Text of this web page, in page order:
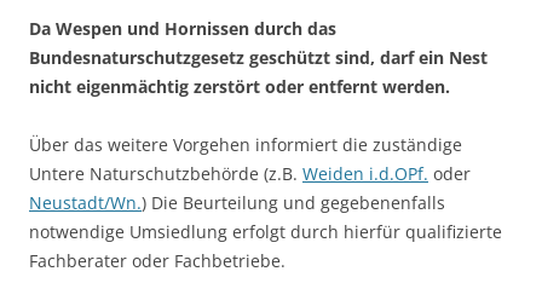
Da Wespen und Hornissen durch das
Bundesnaturschutzgesetz geschützt sind, darf ein Nest
nicht eigenmächtig zerstört oder entfernt werden.
Über das weitere Vorgehen informiert die zuständige
Untere Naturschutzbehörde (z.B. Weiden i.d.OPf. oder
Neustadt/Wn.) Die Beurteilung und gegebenenfalls
notwendige Umsiedlung erfolgt durch hierfür qualifizierte
Fachberater oder Fachbetriebe.